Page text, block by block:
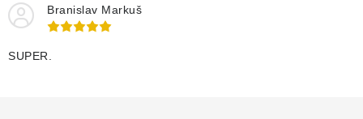
i
s
u
Branislav Markuš
SUPER.